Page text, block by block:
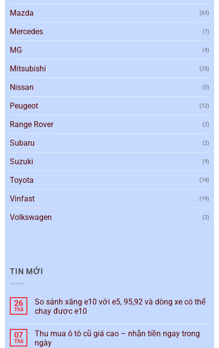
Mazda (63)
Mercedes (7)
MG (4)
Mitsubishi (25)
Nissan (5)
Peugeot (12)
Range Rover (2)
Subaru (2)
Suzuki (9)
Toyota (74)
Vinfast (19)
Volkswagen (2)
TIN MỚI
26
Th5
So sánh xăng e10 với e5, 95,92 và dòng xe có thể
chạy được e10
07
Th5
Thu mua ô tô cũ giá cao – nhận tiền ngay trong
ngày